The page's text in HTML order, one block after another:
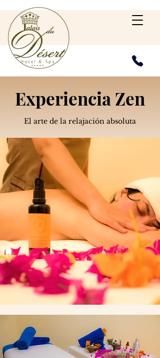
Experiencia Zen
El arte de la relajación absoluta